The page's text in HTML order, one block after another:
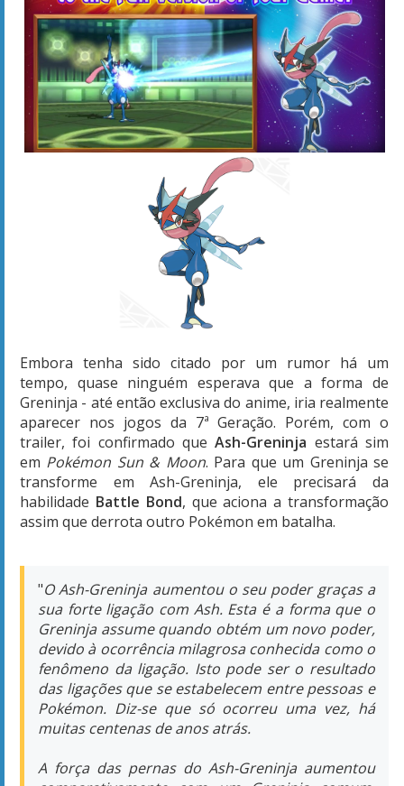
Embora tenha sido citado por um rumor há um
tempo, quase ninguém esperava que a forma de
Greninja - até então exclusiva do anime, iria realmente
aparecer nos jogos da 7ª Geração. Porém, com o
trailer, foi confirmado que
Pokémon Sun & Moon
transforme em Ash-Greninja, ele precisará da
assim que derrota outro Pokémon em batalha.
"O Ash-Greninja aumentou o seu poder graças a
sua forte ligação com Ash. Esta é a forma que o
Greninja assume quando obtém um novo poder,
devido à ocorrência milagrosa conhecida como o
fenômeno da ligação. Isto pode ser o resultado
das ligações que se estabelecem entre pessoas e
A força das pernas do Ash-Greninja aumentou
comparativamente com um Greninja comum,
tornando-se difícil de detetar devido à velocidade
com que se move. Derruba os seus inimigos num
abrir e fechar de olhos! Torna-se capaz de
produzir gigantescos Water Shurikens nas suas
costas, que lança em sucessão rápida.
O Greninja que se pode tornar no Ash-Greninja